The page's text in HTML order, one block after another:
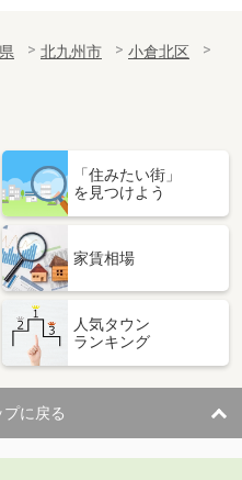
北九州市
小倉北区
「住みたい街」
を見つけよう
家賃相場
人気タウン
ランキング
に戻る